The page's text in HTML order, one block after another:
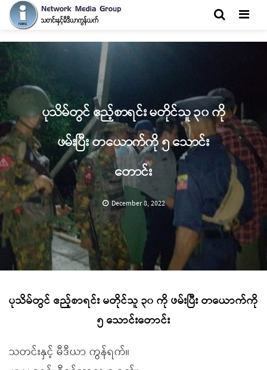
ပုသိမ်တွင် ဧည့်စာရင်း မတိုင်သူ ၃၀ ကို
ဖမ်းပြီး တယောက်ကို ၅ သောင်း
တောင်း
December 8, 2022
ပုသိမ်တွင် ဧည့်စာရင်း မတိုင်သူ ၃၀ ကို ဖမ်းပြီး တယောက်ကို
၅ သောင်းတောင်း
သတင်းနှင့် မီဒီယာ ကွန်ရက်။